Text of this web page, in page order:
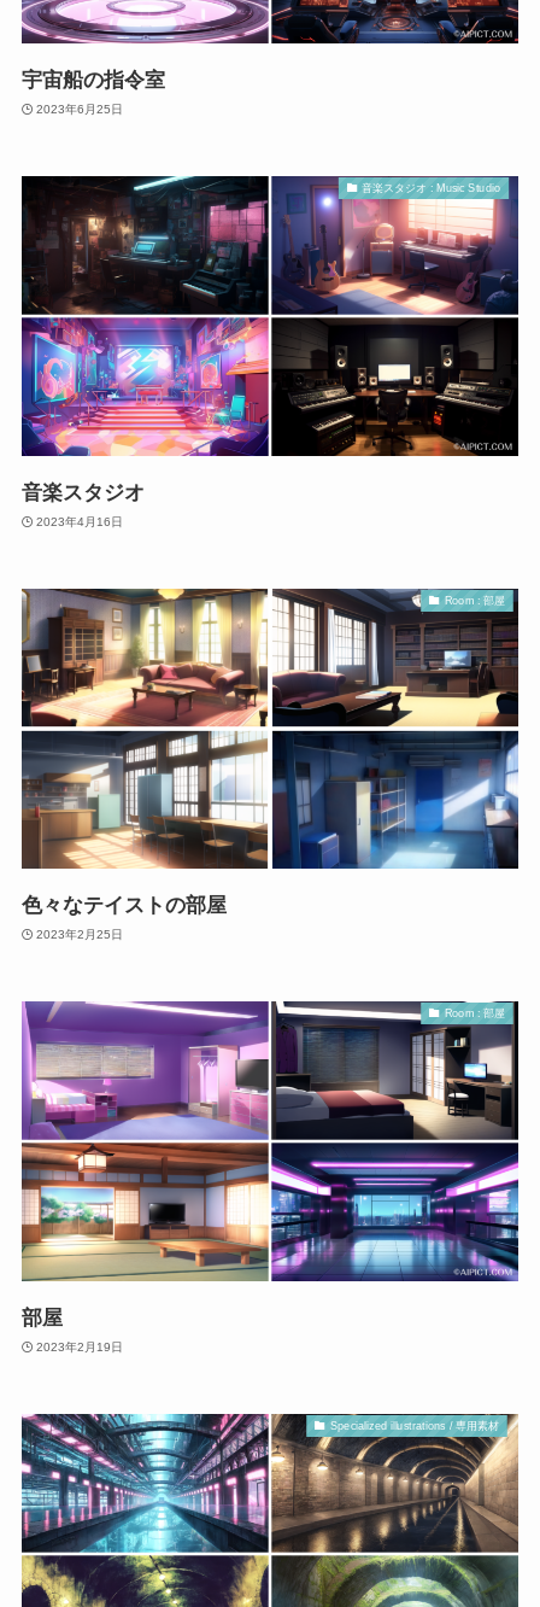
宇宙船の指令室
2023年6月25日
音楽スタジオ : Music Studio
音楽スタジオ
2023年4月16日
Room : 部屋
色々なテイストの部屋
2023年2月25日
Room : 部屋
部屋
2023年2月19日
Specialized illustrations / 専用素材